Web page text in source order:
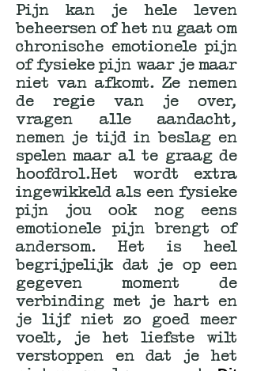
Pijn kan je hele leven
beheersen of het nu gaat om
chronische emotionele pijn
of fysieke pijn waar je maar
niet van afkomt. Ze nemen
de regie van je over,
vragen alle aandacht,
nemen je tijd in beslag en
spelen maar al te graag de
hoofdrol.Het wordt extra
ingewikkeld als een fysieke
pijn jou ook nog eens
emotionele pijn brengt of
andersom. Het is heel
begrijpelijk dat je op een
gegeven moment de
verbinding met je hart en
je lijf niet zo goed meer
voelt, je het liefste wilt
verstoppen en dat je het